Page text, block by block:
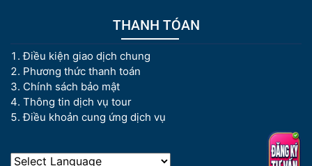
THANH TÓAN
Điều kiện giao dịch chung
Phương thức thanh toán
Chính sách bảo mật
Thông tin dịch vụ tour
Điều khoản cung ứng dịch vụ